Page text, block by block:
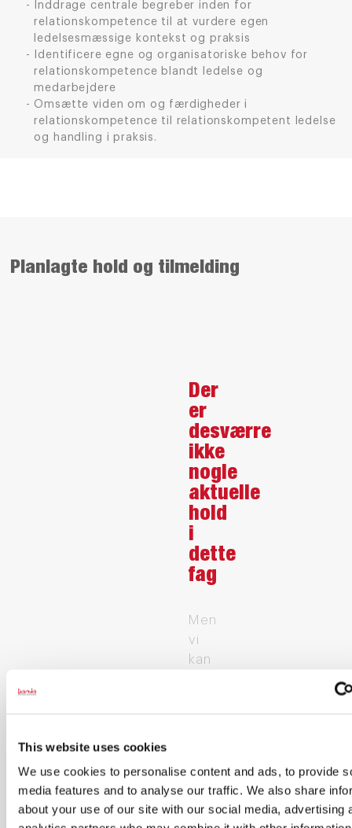
This website uses cookies
We use cookies to personalise content and ads, to provide
media features and to analyse our traffic. We also share
about your use of our site with our social media, advertising
Inddrage centrale begreber inden for
relationskompetence til at vurdere egen
ledelsesmæssige kontekst og praksis
Identificere egne og organisatoriske behov for
relationskompetence blandt ledelse og
medarbejdere
Omsætte viden om og færdigheder i
relationskompetence til relationskompetent ledelse
og handling i praksis.
Planlagte hold og tilmelding
Der
er
desværre
ikke
nogle
aktuelle
hold
i
dette
fag
Men
vi
kan
kommer
nye
hold